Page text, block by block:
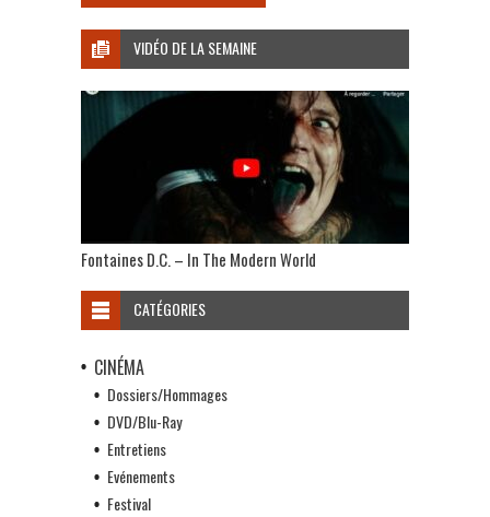
VIDÉO DE LA SEMAINE
Fontaines D.C. – In The Modern World
CATÉGORIES
CINÉMA
Dossiers/Hommages
DVD/Blu-Ray
Entretiens
Evénements
Festival